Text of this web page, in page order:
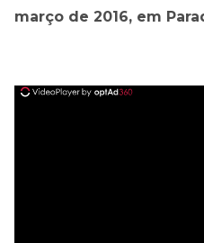
março de 2016, em